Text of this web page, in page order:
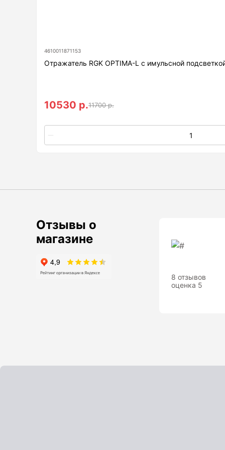
4610011871153
Отражатель RGK OPTIMA-L с имульсной
10530 р.11700 р.
Нивелиры лазерные ротационные
проектирования
Анализаторы холодильных систем
Тахометры
Вакуумметры цифровые
Антенна
Отзывы о
магазине
8 отзывов
оценка 5